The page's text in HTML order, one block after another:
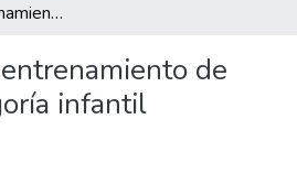
Macrociclo de entrenamiento de natación categoría infantil
de
infantil